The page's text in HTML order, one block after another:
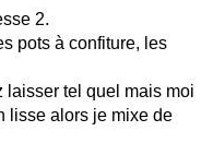
2.
pots à confiture, les
laisser tel quel mais moi
lisse alors je mixe de